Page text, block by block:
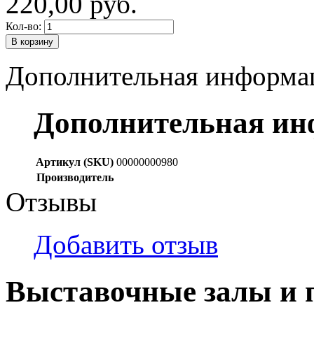
Кол-во:
В корзину
Дополнительная
Дополнительная
Артикул (SKU) 00000000980
Производитель
Отзывы
Добавить отзыв
Выставочные залы и